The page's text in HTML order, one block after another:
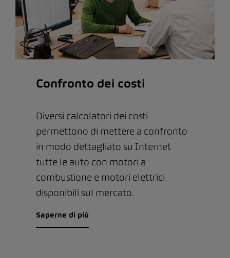
Confronto dei costi
Diversi calcolatori dei costi
permettono di mettere a confronto
in modo dettagliato su Internet
tutte le auto con motori a
combustione e motori elettrici
disponibili sul mercato.
Saperne di più